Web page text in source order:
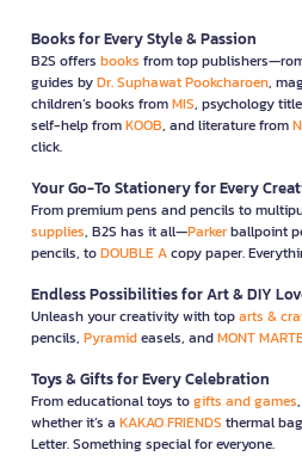
Books for Every Style & Passion
B2S offers books from top
guides byDr. Suphawat Pookcharoen,
children’s books fromMIS, psychology
self-help fromKOOB, and literature from
click.
Your Go-To Stationery for Every
From premium pens and pencils to
supplies, B2S has it all—Parkerballpoint
pencils, toDOUBLE Acopy paper.
Endless Possibilities for Art & DIY
Unleash your creativity with toparts &
pencils, Pyramideasels, andMONT
Toys & Gifts for Every Celebration
From educational toys togifts and games
whether it’s a KAKAO FRIENDS thermal
Letter. Something special for everyone.